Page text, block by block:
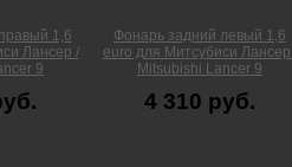
1,6
Лансер /
9
Фонарь задний левый 1,6
euro для Митсубиси Лансер
Mitsubishi Lancer 9
4 310 руб.